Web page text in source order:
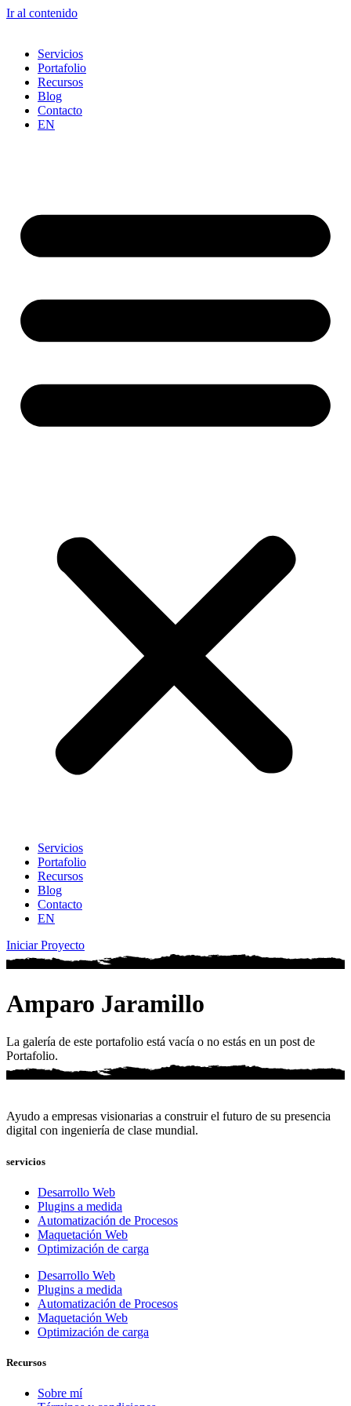
Ir al contenido
Servicios
Portafolio
Recursos
Blog
Contacto
EN
Servicios
Portafolio
Recursos
Blog
Contacto
EN
Iniciar Proyecto
Amparo Jaramillo
La galería de este portafolio está vacía o no estás en un post de
Portafolio.
Ayudo a empresas visionarias a construir el futuro de su presencia
digital con ingeniería de clase mundial.
servicios
Desarrollo Web
Plugins a medida
Automatización de Procesos
Maquetación Web
Optimización de carga
Desarrollo Web
Plugins a medida
Automatización de Procesos
Maquetación Web
Optimización de carga
Recursos
Sobre mí